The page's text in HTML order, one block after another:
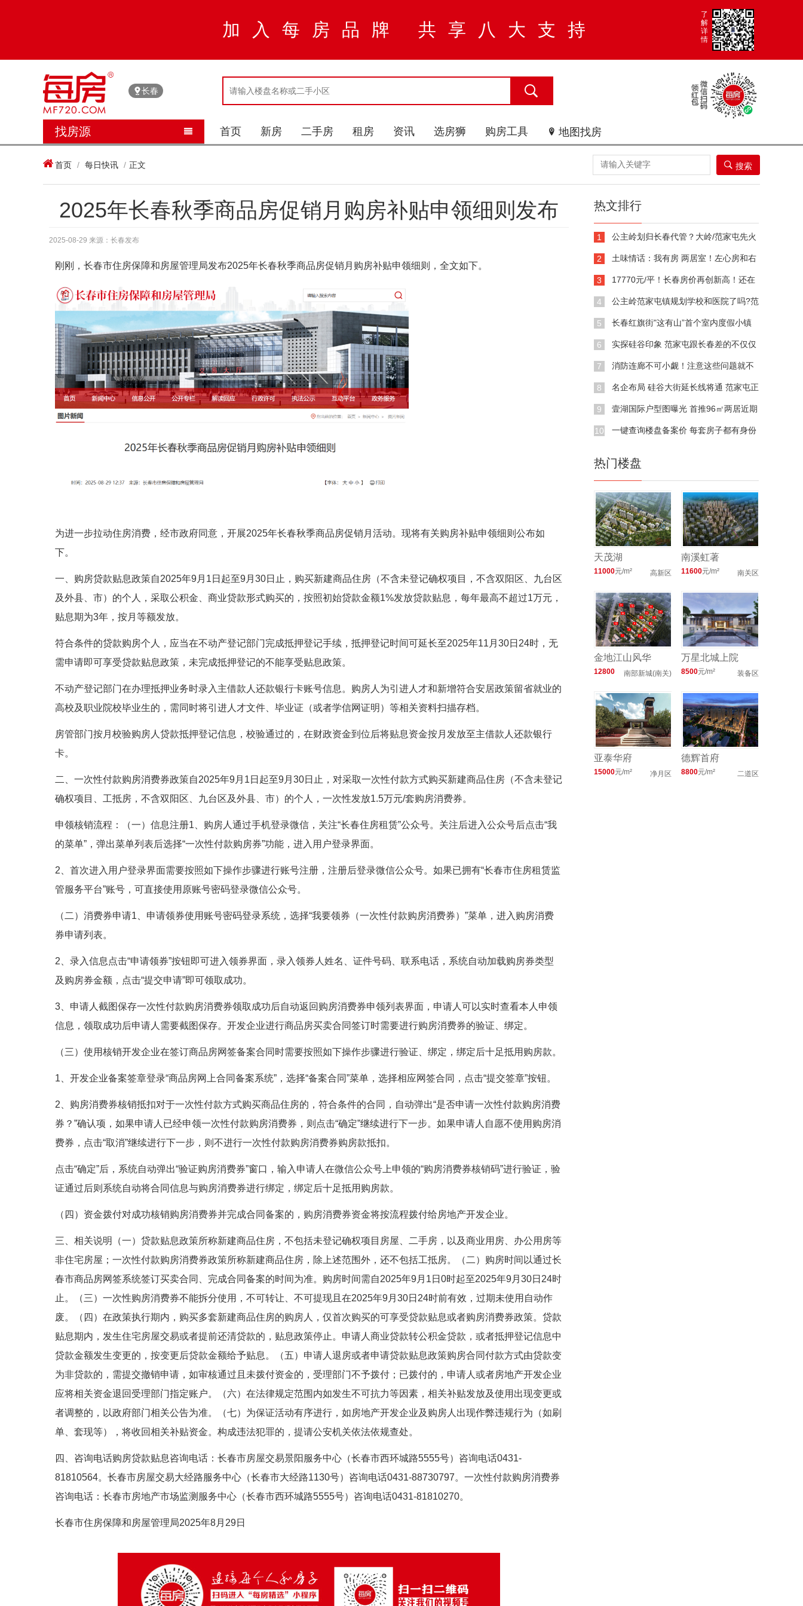
加入每房品牌 共享八大支持
了
解
详
情
长春

找房源 首页 新房 二手房 租房 资讯 选房狮 购房工具  地图找房
 搜索
首页 / 每日快讯 / 正文
2025年长春秋季商品房促销月购房补贴申领细则发布
2025-08-29 来源：长春发布
刚刚，长春市住房保障和房屋管理局发布2025年长春秋季商品房促销月购房补贴申领细则，全文如下。
为进一步拉动住房消费，经市政府同意，开展2025年长春秋季商品房促销月活动。现将有关购房补贴申领细则公布如
下。
一、购房贷款贴息政策自2025年9月1日起至9月30日止，购买新建商品住房（不含未登记确权项目，不含双阳区、九台区
及外县、市）的个人，采取公积金、商业贷款形式购买的，按照初始贷款金额1%发放贷款贴息，每年最高不超过1万元，
贴息期为3年，按月等额发放。
符合条件的贷款购房个人，应当在不动产登记部门完成抵押登记手续，抵押登记时间可延长至2025年11月30日24时，无
需申请即可享受贷款贴息政策，未完成抵押登记的不能享受贴息政策。
不动产登记部门在办理抵押业务时录入主借款人还款银行卡账号信息。购房人为引进人才和新增符合安居政策留省就业的
高校及职业院校毕业生的，需同时将引进人才文件、毕业证（或者学信网证明）等相关资料扫描存档。
房管部门按月校验购房人贷款抵押登记信息，校验通过的，在财政资金到位后将贴息资金按月发放至主借款人还款银行
卡。
二、一次性付款购房消费券政策自2025年9月1日起至9月30日止，对采取一次性付款方式购买新建商品住房（不含未登记
确权项目、工抵房，不含双阳区、九台区及外县、市）的个人，一次性发放1.5万元/套购房消费券。
申领核销流程：（一）信息注册1、购房人通过手机登录微信，关注“长春住房租赁”公众号。关注后进入公众号后点击“我
的菜单”，弹出菜单列表后选择“一次性付款购房券”功能，进入用户登录界面。
2、首次进入用户登录界面需要按照如下操作步骤进行账号注册，注册后登录微信公众号。如果已拥有“长春市住房租赁监
管服务平台”账号，可直接使用原账号密码登录微信公众号。
（二）消费券申请1、申请领券使用账号密码登录系统，选择“我要领券（一次性付款购房消费券）”菜单，进入购房消费
券申请列表。
2、录入信息点击“申请领券”按钮即可进入领券界面，录入领券人姓名、证件号码、联系电话，系统自动加载购房券类型
及购房券金额，点击“提交申请”即可领取成功。
3、申请人截图保存一次性付款购房消费券领取成功后自动返回购房消费券申领列表界面，申请人可以实时查看本人申领
信息，领取成功后申请人需要截图保存。开发企业进行商品房买卖合同签订时需要进行购房消费券的验证、绑定。
（三）使用核销开发企业在签订商品房网签备案合同时需要按照如下操作步骤进行验证、绑定，绑定后十足抵用购房款。
1、开发企业备案签章登录“商品房网上合同备案系统”，选择“备案合同”菜单，选择相应网签合同，点击“提交签章”按钮。
2、购房消费券核销抵扣对于一次性付款方式购买商品住房的，符合条件的合同，自动弹出“是否申请一次性付款购房消费
券？”确认项，如果申请人已经申领一次性付款购房消费券，则点击“确定”继续进行下一步。如果申请人自愿不使用购房消
费券，点击“取消”继续进行下一步，则不进行一次性付款购房消费券购房款抵扣。
点击“确定”后，系统自动弹出“验证购房消费券”窗口，输入申请人在微信公众号上申领的“购房消费券核销码”进行验证，验
证通过后则系统自动将合同信息与购房消费券进行绑定，绑定后十足抵用购房款。
（四）资金拨付对成功核销购房消费券并完成合同备案的，购房消费券资金将按流程拨付给房地产开发企业。
三、相关说明（一）贷款贴息政策所称新建商品住房，不包括未登记确权项目房屋、二手房，以及商业用房、办公用房等
非住宅房屋；一次性付款购房消费券政策所称新建商品住房，除上述范围外，还不包括工抵房。（二）购房时间以通过长
春市商品房网签系统签订买卖合同、完成合同备案的时间为准。购房时间需自2025年9月1日0时起至2025年9月30日24时
止。（三）一次性购房消费券不能拆分使用，不可转让、不可提现且在2025年9月30日24时前有效，过期未使用自动作
废。（四）在政策执行期内，购买多套新建商品住房的购房人，仅首次购买的可享受贷款贴息或者购房消费券政策。贷款
贴息期内，发生住宅房屋交易或者提前还清贷款的，贴息政策停止。申请人商业贷款转公积金贷款，或者抵押登记信息中
贷款金额发生变更的，按变更后贷款金额给予贴息。（五）申请人退房或者申请贷款贴息政策购房合同付款方式由贷款变
为非贷款的，需提交撤销申请，如审核通过且未拨付资金的，受理部门不予拨付；已拨付的，申请人或者房地产开发企业
应将相关资金退回受理部门指定账户。（六）在法律规定范围内如发生不可抗力等因素，相关补贴发放及使用出现变更或
者调整的，以政府部门相关公告为准。（七）为保证活动有序进行，如房地产开发企业及购房人出现作弊违规行为（如刷
单、套现等），将收回相关补贴资金。构成违法犯罪的，提请公安机关依法依规查处。
四、咨询电话购房贷款贴息咨询电话：长春市房屋交易景阳服务中心（长春市西环城路5555号）咨询电话0431-
81810564。长春市房屋交易大经路服务中心（长春市大经路1130号）咨询电话0431-88730797。一次性付款购房消费券
咨询电话：长春市房地产市场监测服务中心（长春市西环城路5555号）咨询电话0431-81810270。
长春市住房保障和房屋管理局2025年8月29日
热文排行
1 公主岭划归长春代管？大岭/范家屯先火
了
2 土味情话：我有房 两居室！左心房和右
心房
3 17770元/平！长春房价再创新高！还在
四环外！
4 公主岭范家屯镇规划学校和医院了吗?范
家屯规划详情
5 长春红旗街"这有山”首个室内度假小镇
将开放
6 实探硅谷印象 范家屯跟长春差的不仅仅
是价格
7 消防连廊不可小觑！注意这些问题就不
会影响居住
8 名企布局 硅谷大街延长线将通 范家屯正
悄然崛起
9 壹湖国际户型图曝光 首推96㎡两居近期
开盘
10 一键查询楼盘备案价 每套房子都有身份
热门楼盘
天茂湖
高新区
11000元/m²
南溪虹著
南关区
11600元/m²
金地江山风华
南部新城(南关)
12800
万星北城上院
装备区
8500元/m²
亚泰华府
净月区
15000元/m²
德辉首府
二道区
8800元/m²